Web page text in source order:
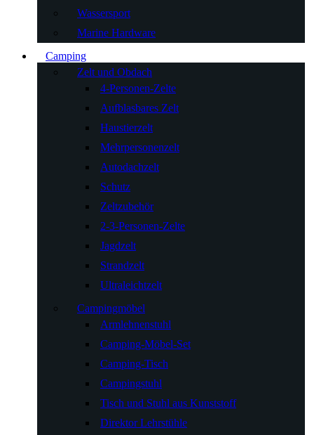
Wassersport
Marine Hardware
Camping
Zelt und Obdach
4-Personen-Zelte
Aufblasbares Zelt
Haustierzelt
Mehrpersonenzelt
Autodachzelt
Schutz
Zeltzubehör
2-3-Personen-Zelte
Jagdzelt
Strandzelt
Ultraleichtzelt
Campingmöbel
Armlehnenstuhl
Camping-Möbel-Set
Camping-Tisch
Campingstuhl
Tisch und Stuhl aus Kunststoff
Direktor Lehrstühle